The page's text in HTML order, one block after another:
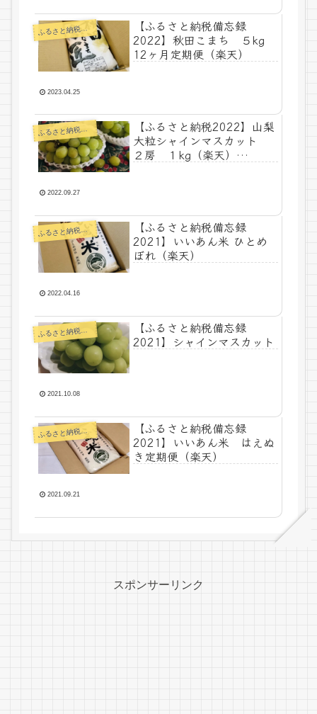
ふるさと納税ー食べ物
【ふるさと納税備忘録
2022】秋田こまち ５kg
12ヶ月定期便（楽天）
2023.04.25
ふるさと納税ー食べ物
【ふるさと納税2022】山梨
大粒シャインマスカット
２房 １kg（楽天）
2022.09.27
ふるさと納税ー食べ物
【ふるさと納税備忘録
2021】いいあん米 ひとめ
ぼれ（楽天）
2022.04.16
ふるさと納税ー食べ物
【ふるさと納税備忘録
2021】シャインマスカット
2021.10.08
ふるさと納税ー食べ物
【ふるさと納税備忘録
2021】いいあん米 はえぬ
き定期便（楽天）
2021.09.21
スポンサーリンク